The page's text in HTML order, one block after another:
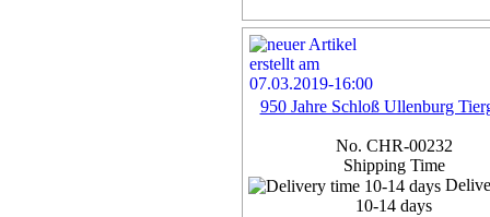
950 Jahre Schloß Ullenburg
No. CHR-00232
Shipping Time
10-14 days